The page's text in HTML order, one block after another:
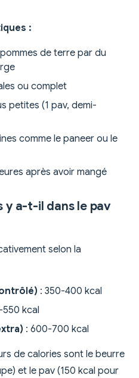
:
de terre par du
ou complet
petites (1 pav, demi-
comme le paneer ou le
après avoir mangé
y a-t-il dans le pav
selon la
: 350-400 kcal
550 kcal
: 600-700 kcal
de calories sont le beurre
et le pav (150 kcal pour